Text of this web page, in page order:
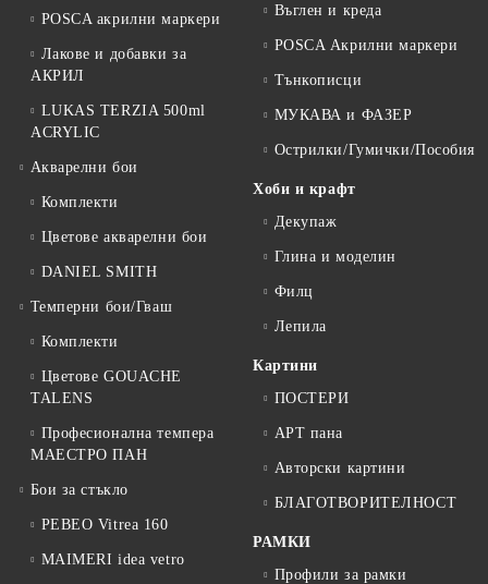
POSCA акрилни маркери
Лакове и добавки за
АКРИЛ
LUKAS TERZIA 500ml
ACRYLIC
Акварелни бои
Комплекти
Цветове акварелни бои
DANIEL SMITH
Темперни бои/Гваш
Комплекти
Цветове GOUACHE
TALENS
Професионална темпера
МАЕСТРО ПАН
Бои за стъкло
PEBEO Vitrea 160
MAIMERI idea vetro
Въглен и креда
POSCA Акрилни маркери
Тънкописци
МУКАВА и ФАЗЕР
Острилки/Гумички/Пособия
Хоби и крафт
Декупаж
Глина и моделин
Филц
Лепила
Картини
ПОСТЕРИ
АРТ пана
Авторски картини
БЛАГОТВОРИТЕЛНОСТ
РАМКИ
Профили за рамки